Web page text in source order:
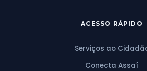
ACESSO RÁPIDO
Serviços ao
Conecta Assaí